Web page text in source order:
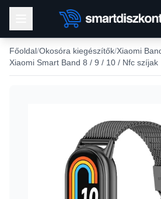
Főoldal Okosóra kiegészítők Xiaomi
Xiaomi Smart Band 8 / 9 / 10 / Nfc szíjak